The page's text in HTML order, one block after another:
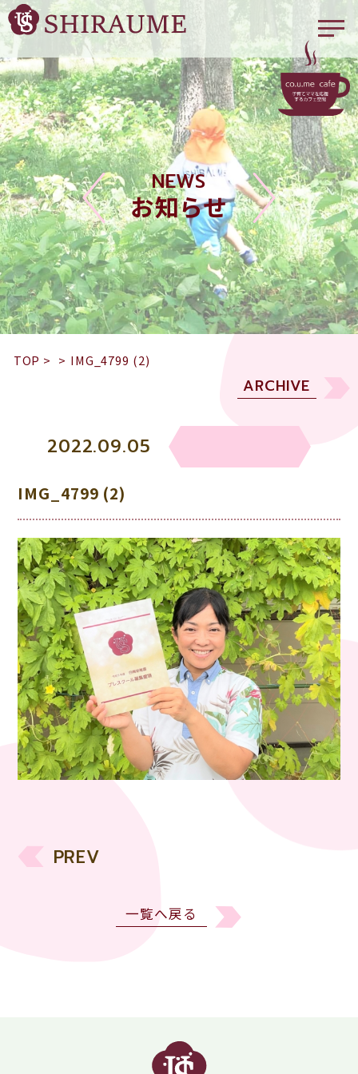
NEWS
お知らせ
TOP > > IMG_4799 (2)
ARCHIVE
2022.09.05
IMG_4799 (2)
PREV
一覧へ戻る